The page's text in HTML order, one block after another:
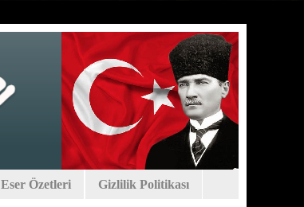
Eser Özetleri Gizlilik Politikası